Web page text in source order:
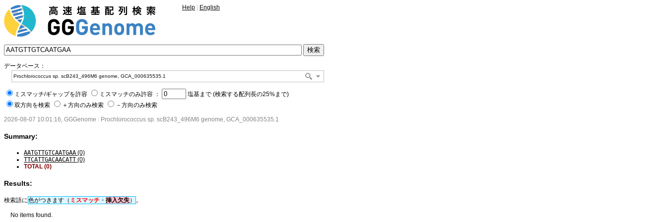
Help English
データベース：
ミスマッチ/ギャップを許容 ミスマッチのみ許容 ：
塩基まで (検索する配列長の25%まで)
双方向を検索
＋方向のみ検索 －方向のみ検索
2026-08-07 10:01:16, GGGenome : Prochlorococcus sp. scB243_496M6 genome, GCA_000635535.1
Summary:
AATGTTGTCAATGAA (0)
TTCATTGACAACATT (0)
TOTAL (0)
Results:
検索語に色がつきます（ ミスマッチ ・ 挿入欠失） 。
No items found.